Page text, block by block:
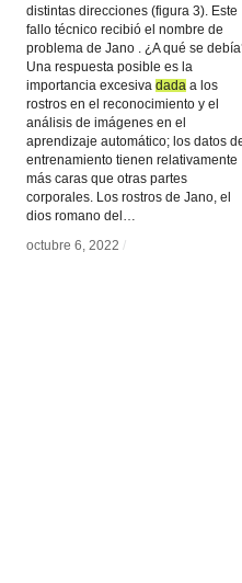
distintas direcciones (figura 3). Este
fallo técnico recibió el nombre de
problema de Jano . ¿A qué se
Una respuesta posible es la
importancia excesiva dada a los
rostros en el reconocimiento y el
análisis de imágenes en el
aprendizaje automático; los datos
entrenamiento tienen relativamente
más caras que otras partes
corporales. Los rostros de Jano, el
dios romano del…
octubre 6, 2022 /
dada
octubre 6, 2022 /